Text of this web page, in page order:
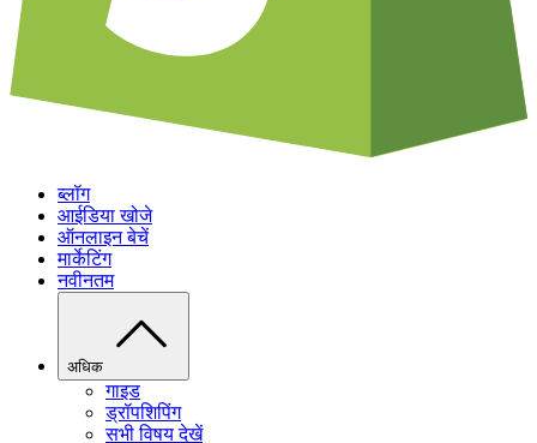
ब्लॉग
आईडिया खोजे
ऑनलाइन बेचें
मार्केटिंग
नवीनतम
अधिक
गाइड
ड्रॉपशिपिंग
सभी विषय देखें